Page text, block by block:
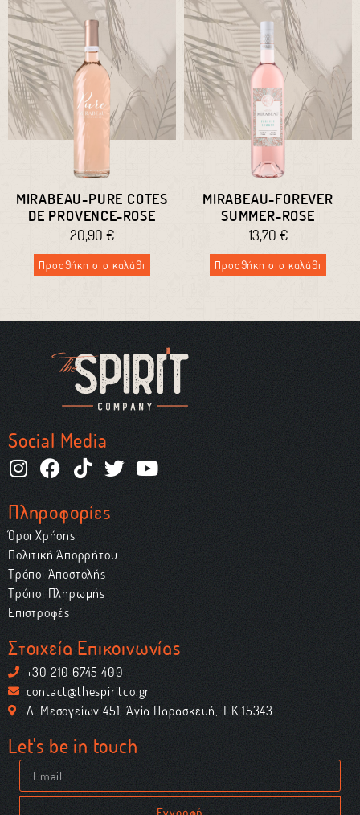
MIRABEAU-PURE COTES
DE PROVENCE-ROSE
20,90 €
Προσθήκη στο καλάθι
MIRABEAU-FOREVER
SUMMER-ROSE
13,70 €
Προσθήκη στο καλάθι
Social Media
Πληροφορίες
Όροι Χρήσης
Πολιτική Απορρήτου
Τρόποι Αποστολής
Τρόποι Πληρωμής
Επιστροφές
Στοιχεία Επικοινωνίας
+30 210 6745 400
contact@thespiritco.gr
Λ. Μεσογείων 451, Αγία Παρασκευή, Τ.Κ.15343
Let's be in touch
Εγγραφή